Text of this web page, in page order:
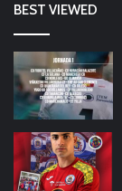
BEST VIEWED